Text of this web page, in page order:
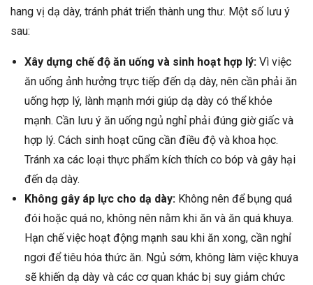
hang vị dạ dày, tránh phát triển thành ung thư. Một số lưu ý
sau:
Xây dựng chế độ ăn uống và sinh hoạt hợp lý: Vì việc
ăn uống ảnh hưởng trực tiếp đến dạ dày, nên cần phải ăn
uống hợp lý, lành mạnh mới giúp dạ dày có thể khỏe
mạnh. Cần lưu ý ăn uống ngủ nghỉ phải đúng giờ giấc và
hợp lý. Cách sinh hoạt cũng cần điều độ và khoa học.
Tránh xa các loại thực phẩm kích thích co bóp và gây hại
đến dạ dày.
Không gây áp lực cho dạ dày: Không nên để bụng quá
đói hoặc quá no, không nên nằm khi ăn và ăn quá khuya.
Hạn chế việc hoạt động mạnh sau khi ăn xong, cần nghỉ
ngơi để tiêu hóa thức ăn. Ngủ sớm, không làm việc khuya
sẽ khiến dạ dày và các cơ quan khác bị suy giảm chức